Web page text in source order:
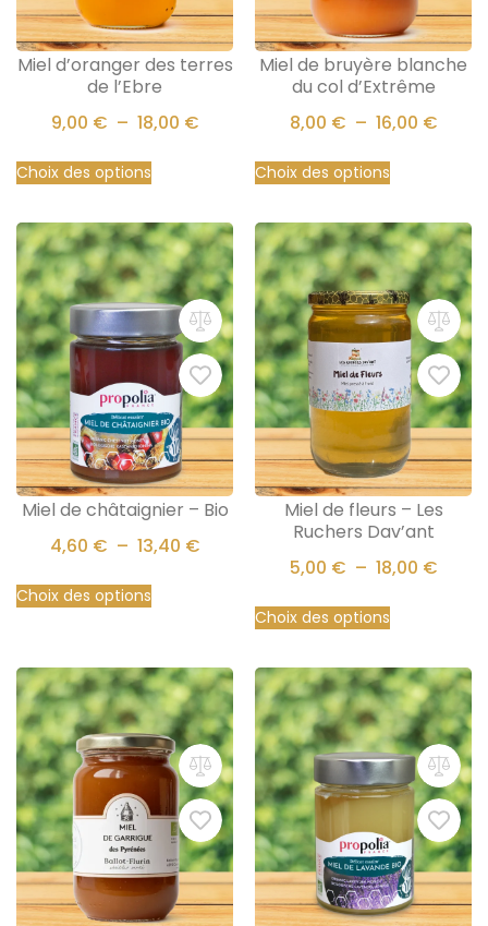
Miel d’oranger des terres
de l’Ebre
9,00 € – 18,00 €
Choix des options
Miel de bruyère blanche
du col d’Extrême
8,00 € – 16,00 €
Choix des options
Miel de châtaignier – Bio
4,60 € – 13,40 €
Choix des options
Miel de fleurs – Les
Ruchers Dav’ant
5,00 € – 18,00 €
Choix des options